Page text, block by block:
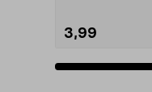
3,99